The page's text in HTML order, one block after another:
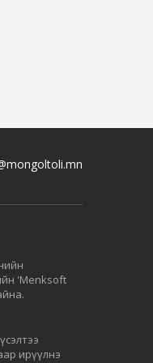
'Menksoft
ирүүлнэ